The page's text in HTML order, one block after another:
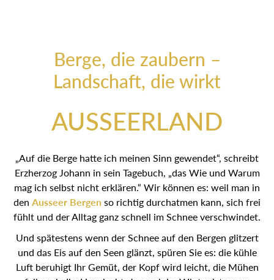
Berge, die zaubern –
Landschaft, die wirkt
AUSSEERLAND
„Auf die Berge hatte ich meinen Sinn gewendet“, schreibt
Erzherzog Johann in sein Tagebuch, „das Wie und Warum
mag ich selbst nicht erklären.“ Wir können es: weil man in
den Ausseer Bergenso richtig durchatmen kann, sich frei
fühlt und der Alltag ganz schnell im Schnee verschwindet.
Und spätestens wenn der Schnee auf den Bergen glitzert
und das Eis auf den Seen glänzt, spüren Sie es: die kühle
Luft beruhigt Ihr Gemüt, der Kopf wird leicht, die Mühen